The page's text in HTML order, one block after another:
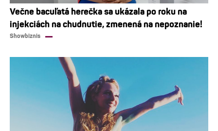
Večne bacuľatá herečka sa ukázala po roku na
injekciách na chudnutie, zmenená na nepoznanie!
Showbiznis